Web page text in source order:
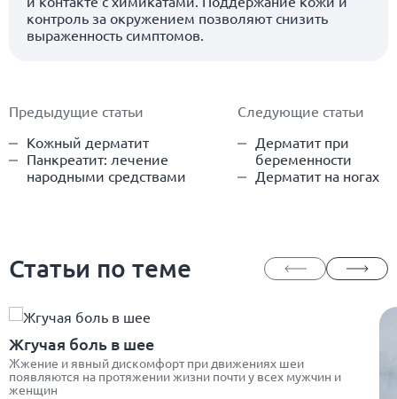
контроль за окружением позволяют снизить
выраженность симптомов.
Предыдущие статьи
Кожный дерматит
Панкреатит: лечение
народными средствами
Следующие статьи
Дерматит при
беременности
Дерматит на ногах
Статьи по теме
Жгучая боль в шее
Жжение и явный дискомфорт при движениях шеи
появляются на протяжении жизни почти у всех мужчин и
женщин